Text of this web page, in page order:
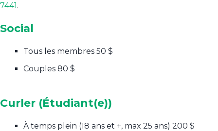
7441.
Social
Tous les membres 50 $
Couples 80 $
Curler (Étudiant(e))
À temps plein (18 ans et +, max 25 ans) 200 $